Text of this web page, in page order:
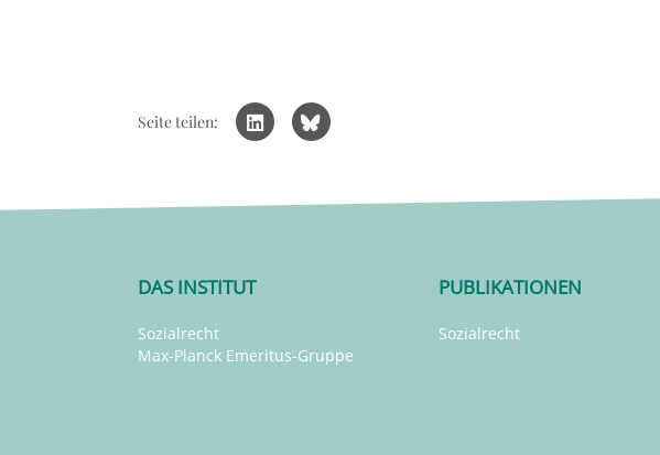
Seite teilen:
DAS INSTITUT
Sozialrecht
Max-Planck Emeritus-Gruppe
PUBLIKATIONEN
Sozialrecht